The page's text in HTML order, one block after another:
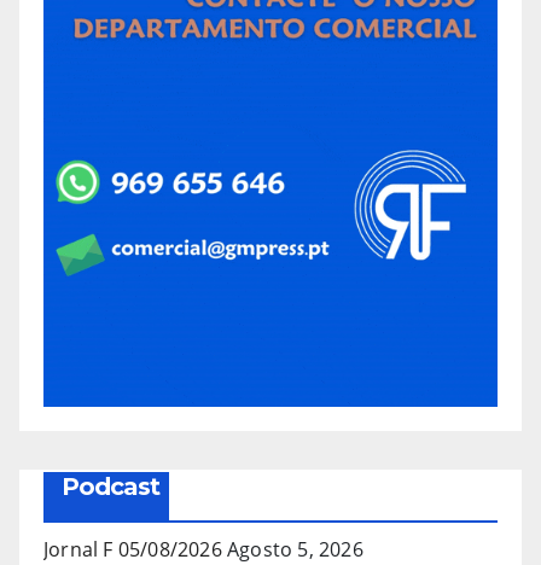
Podcast
Jornal F 05/08/2026Agosto 5, 2026